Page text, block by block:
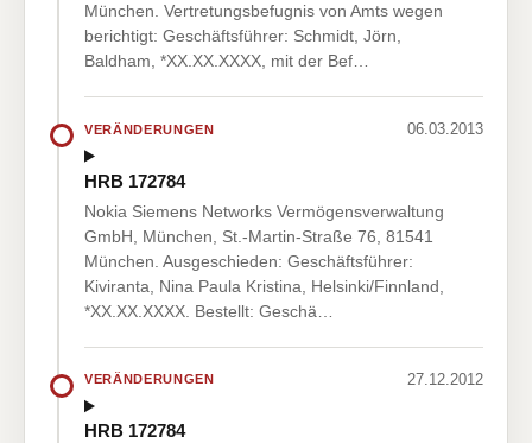
München. Vertretungsbefugnis von Amts wegen
berichtigt: Geschäftsführer: Schmidt, Jörn,
Baldham, *XX.XX.XXXX, mit der Bef…
VERÄNDERUNGEN 06.03.2013
HRB 172784
Nokia Siemens Networks Vermögensverwaltung
GmbH, München, St.-Martin-Straße 76, 81541
München. Ausgeschieden: Geschäftsführer:
Kiviranta, Nina Paula Kristina, Helsinki/Finnland,
*XX.XX.XXXX. Bestellt: Geschä…
VERÄNDERUNGEN 27.12.2012
HRB 172784